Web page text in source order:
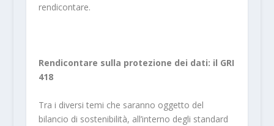
rendicontare.
Rendicontare sulla protezione dei dati: il GRI
418
Tra i diversi temi che saranno oggetto del
bilancio di sostenibilità, all’interno degli standard